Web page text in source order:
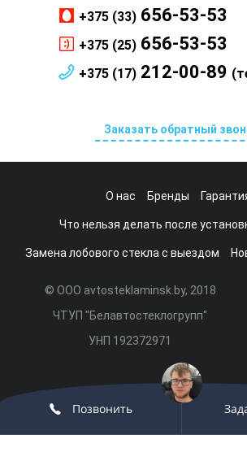
+375 (33) 656-53-53
+375 (25) 656-53-53
+375 (17) 212-00-89
Заказать обратный
О нас Бренды
Что нельзя делать после
Замена лобового стекла с выездом
© ООО avtosteklaminsk.by, 2018
ЧТУП "Белавтостеклогрупп"
УНП 192372971
Разработка сайта и
Позвонить